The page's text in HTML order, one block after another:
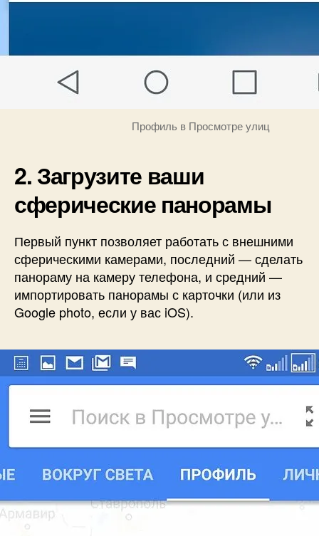
Профиль в Просмотре улиц
2. Загрузите ваши
сферические панорамы
Первый пункт позволяет работать с внешними
сферическими камерами, последний — сделать
панораму на камеру телефона, и средний —
импортировать панорамы с карточки (или из
Google photo, если у вас iOS).